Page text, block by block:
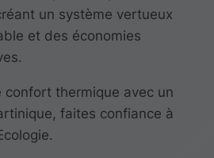
un système vertueux
et des économies
confort thermique avec un
faites confiance à